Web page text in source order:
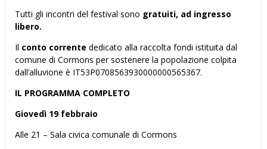
Tutti gli incontri del festival sono gratuiti, ad ingresso
libero.
Il conto corrente dedicato alla raccolta fondi istituita dal
comune di Cormons per sostenere la popolazione colpita
dall’alluvione è IT53P0708563930000000565367.
IL PROGRAMMA COMPLETO
Giovedì 19 febbraio
Alle 21 – Sala civica comunale di Cormons